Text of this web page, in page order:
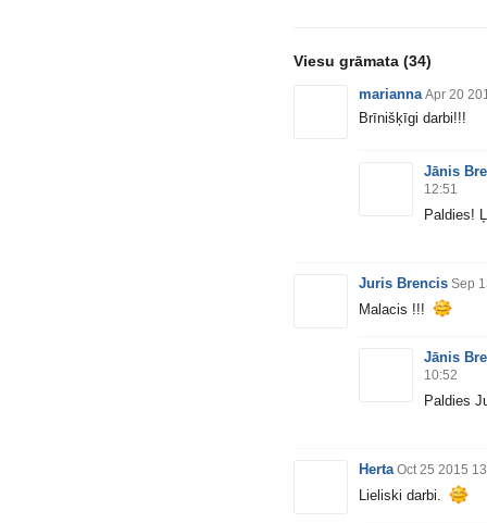
Viesu grāmata (34)
marianna Apr 20
Brīnišķīgi darbi!!!
Jānis
12:51
Paldies!
Juris Brencis Sep
Malacis !!!
Jānis
10:52
Paldies
Herta Oct 25 2015
Lieliski darbi.